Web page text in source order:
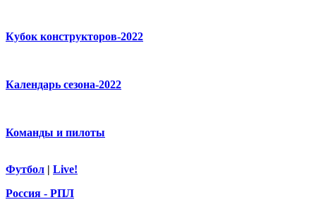
Кубок конструкторов-2022
Календарь сезона-2022
Команды и пилоты
Футбол | Live!
Россия - РПЛ